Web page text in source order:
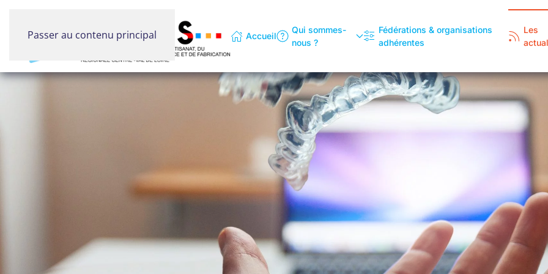
Passer au contenu principal Accueil
Qui sommes-
nous ?
Fédérations & organisations
adhérentes
Les